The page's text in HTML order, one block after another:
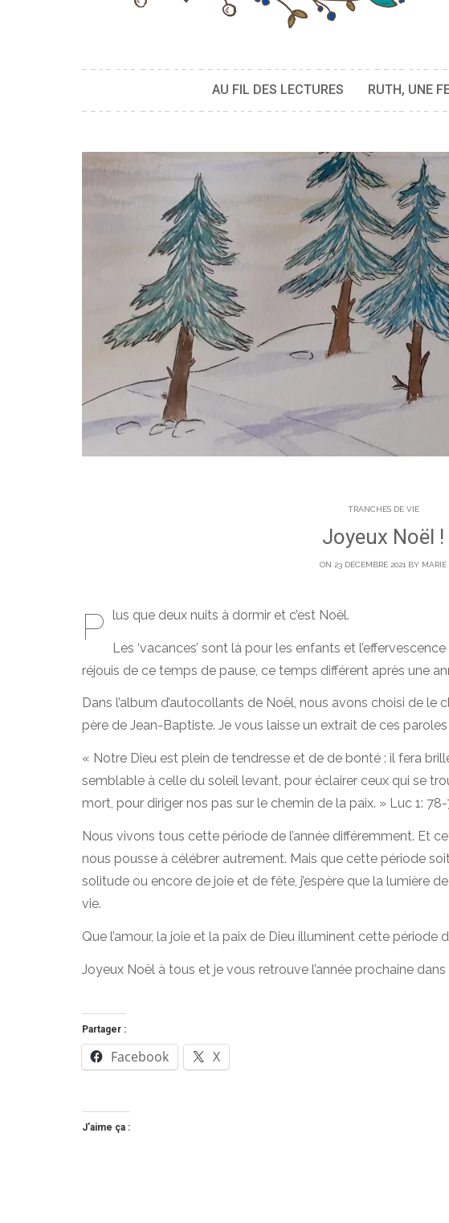
AU FIL DES LECTURES RUTH, UNE
TRANCHES DE VIE
Joyeux Noël !
ON 23 DÉCEMBRE 2021 BY MARIE
P lus que deux nuits à dormir et c’est Noël.
Les ‘vacances’ sont là pour les enfants et
réjouis de ce temps de pause, ce temps différent après une
Dans l’album d’autocollants de Noël, nous avons choisi de
père de Jean-Baptiste. Je vous laisse un extrait de ces paroles
« Notre Dieu est plein de tendresse et de de bonté : il fera
semblable à celle du soleil levant, pour éclairer ceux qui se
mort, pour diriger nos pas sur le chemin de la paix. » Luc 1:
Nous vivons tous cette période de l’année différemment. Et
nous pousse à célébrer autrement. Mais que cette période
solitude ou encore de joie et de fête, j’espère que la lumière
vie.
Que l’amour, la joie et la paix de Dieu illuminent cette
Joyeux Noël à tous et je vous retrouve l’année prochaine
Partager :
Facebook X
J’aime ça :